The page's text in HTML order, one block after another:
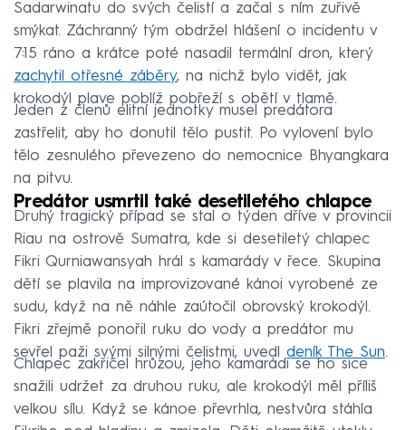
Sadarwinatu do svých čelistí a začal s ním zuřivě
smýkat. Záchranný tým obdržel hlášení o incidentu v
7:15 ráno a krátce poté nasadil termální dron, který
zachytil otřesné záběry, na nichž bylo vidět, jak
krokodýl plave poblíž pobřeží s obětí v tlamě.
Jeden z členů elitní jednotky musel predátora
zastřelit, aby ho donutil tělo pustit. Po vylovení bylo
tělo zesnulého převezeno do nemocnice Bhyangkara
na pitvu.
Predátor usmrtil také desetiletého chlapce
Druhý tragický případ se stal o týden dříve v provincii
Riau na ostrově Sumatra, kde si desetiletý chlapec
Fikri Qurniawansyah hrál s kamarády v řece. Skupina
dětí se plavila na improvizované kánoi vyrobené ze
sudu, když na ně náhle zaútočil obrovský krokodýl.
Fikri zřejmě ponořil ruku do vody a predátor mu
sevřel paži svými silnými čelistmi, uvedl deník The Sun.
Chlapec zakřičel hrůzou, jeho kamarádi se ho sice
snažili udržet za druhou ruku, ale krokodýl měl příliš
velkou sílu. Když se kánoe převrhla, nestvůra stáhla